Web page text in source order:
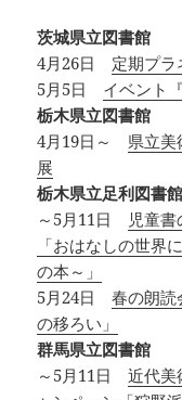
茨城県立図書館
4月26日 定期プラ
5月5日 イベント
栃木県立図書館
4月19日～ 県立
展
栃木県立足利図書館
～5月11日
児童
「おはなしの世
の本～」
5月24日春の朗
の移ろい」
群馬県立図書館
～5月11日近代美